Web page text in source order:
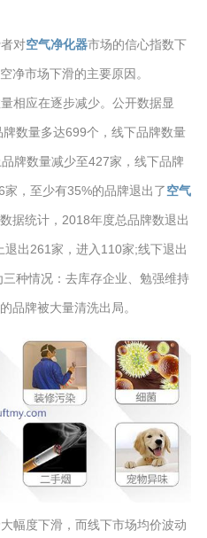
对空气净化器市场的信心指数下
净市场下滑的主要原因。
相应在逐步减少。公开数据显
牌数量多达699个，线下品牌数量
牌数量减少至427家，线下品牌
，至少有35%的品牌退出了空气
据统计，2018年度总品牌数退出
出261家，进入110家;线下退出
种情况：去库存企业、勉强维持
品牌被大量清洗出局。
幅度下滑，而线下市场均价波动